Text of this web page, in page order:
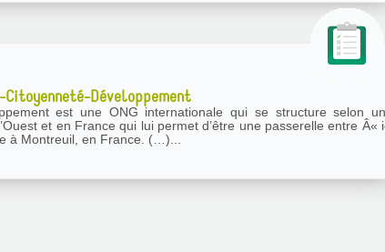
Développement
selon une
et en France qui lui permet d’être une passerelle entre Â«
à Montreuil, en France. (…)...